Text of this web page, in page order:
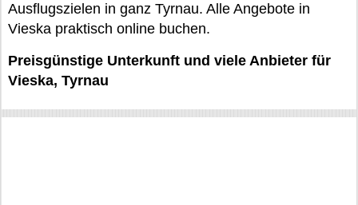
Ausflugszielen in ganz Tyrnau. Alle Angebote in
Vieska praktisch online buchen.
Preisgünstige Unterkunft und viele Anbieter für
Vieska, Tyrnau